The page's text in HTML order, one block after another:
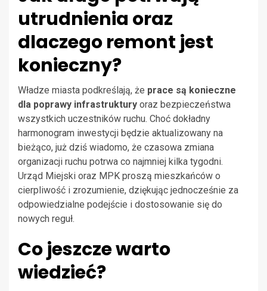
utrudnienia oraz
dlaczego remont jest
konieczny?
Władze miasta podkreślają, że prace są konieczne
dla poprawy infrastruktury oraz bezpieczeństwa
wszystkich uczestników ruchu. Choć dokładny
harmonogram inwestycji będzie aktualizowany na
bieżąco, już dziś wiadomo, że czasowa zmiana
organizacji ruchu potrwa co najmniej kilka tygodni.
Urząd Miejski oraz MPK proszą mieszkańców o
cierpliwość i zrozumienie, dziękując jednocześnie za
odpowiedzialne podejście i dostosowanie się do
nowych reguł.
Co jeszcze warto
wiedzieć?